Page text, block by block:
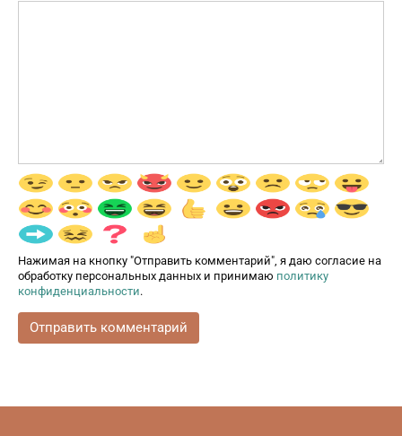
Нажимая на кнопку "Отправить комментарий", я даю согласие на
обработку персональных данных и принимаю политику
конфиденциальности.